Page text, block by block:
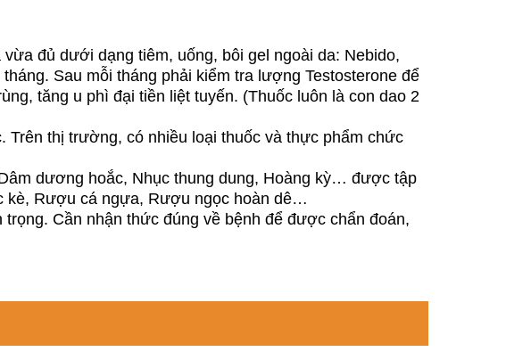
đủ dưới dạng tiêm, uống, bôi gel ngoài da: Nebido,
Sau mỗi tháng phải kiểm tra lượng Testosterone để
tăng u phì đại tiền liệt tuyến. (Thuốc luôn là con dao 2
Trên thị trường, có nhiều loại thuốc và thực phẩm chức
dương hoắc, Nhục thung dung, Hoàng kỳ… được tập
kè, Rượu cá ngựa, Rượu ngọc hoàn dê…
Cần nhận thức đúng về bệnh để được chẩn đoán,